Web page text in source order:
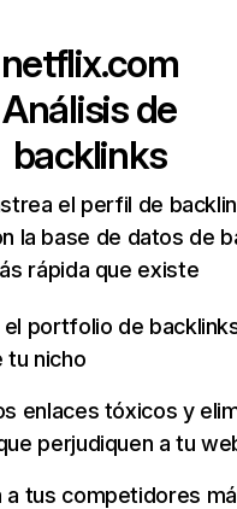
netflix.com
Análisis de
backlinks
el perfil de
la base de datos de
rápida que existe
portfolio de
tu nicho
enlaces tóxicos y
perjudiquen a tu
a tus competidores